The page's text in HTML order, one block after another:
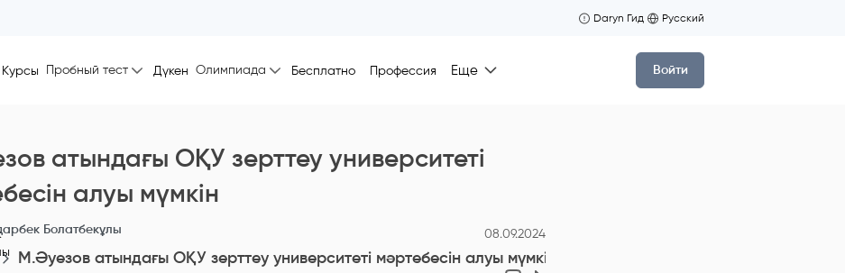
Daryn Гид Русский
Курсы Пробный тест Дүкен Олимпиада Бесплатно Профессия Еще Войти
атындағы ОҚУ зерттеу университеті
алуы мүмкін
Болатбекұлы 08.09.2024
М.Әуезов атындағы ОҚУ зерттеу университеті мәртебесін алуы мүмкін